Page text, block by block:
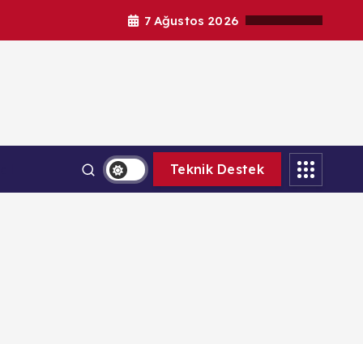
7 Ağustos 2026
Teknik Destek